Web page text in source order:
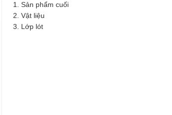
1. Sản phẩm cuối
2. Vật liệu
3. Lớp lót